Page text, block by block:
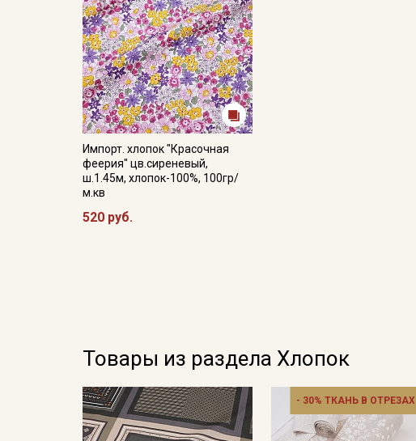
Импорт. хлопок "Красочная
феерия" цв.сиреневый,
ш.1.45м, хлопок-100%, 100гр/
м.кв
520 руб.
Товары из раздела Хлопок
- 30% ТКАНЬ В ОТРЕЗАХ